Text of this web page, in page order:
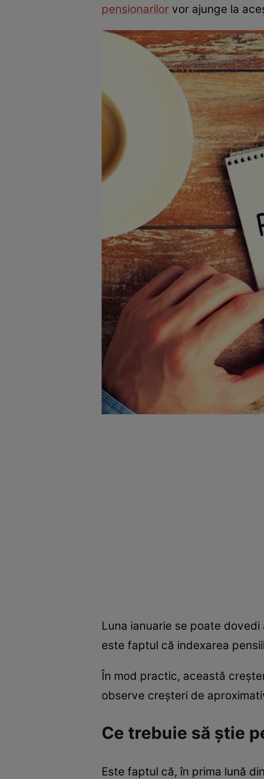
pensionarilor vor ajunge la
Luna ianuarie se poate
este faptul că indexarea
În mod practic, această
observe creșteri de
Ce trebuie să știe
Este faptul că, în prima lună